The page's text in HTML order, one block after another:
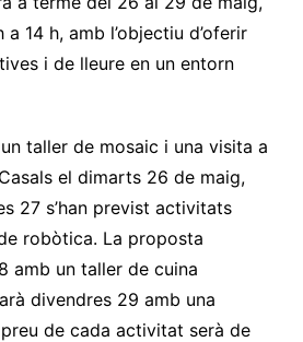
14 h, amb l’objectiu d’oferir
i de lleure en un entorn
taller de mosaic i una visita a
el dimarts 26 de maig,
27 s’han previst activitats
robòtica. La proposta
amb un taller de cuina
divendres 29 amb una
de cada activitat serà de